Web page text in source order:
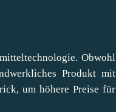
Obwohl
Produkt mit
um höhere Preise für